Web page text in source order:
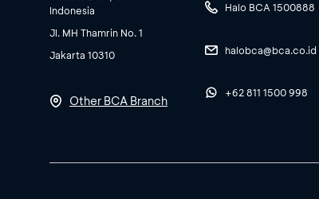
Indonesia
Jl. MH Thamrin No. 1
Jakarta 10310
Other BCA Branch
Halo BCA 1500888
halobca@bca.co.id
+62 811 1500 998